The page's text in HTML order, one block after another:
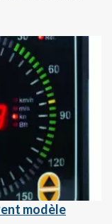
modèle